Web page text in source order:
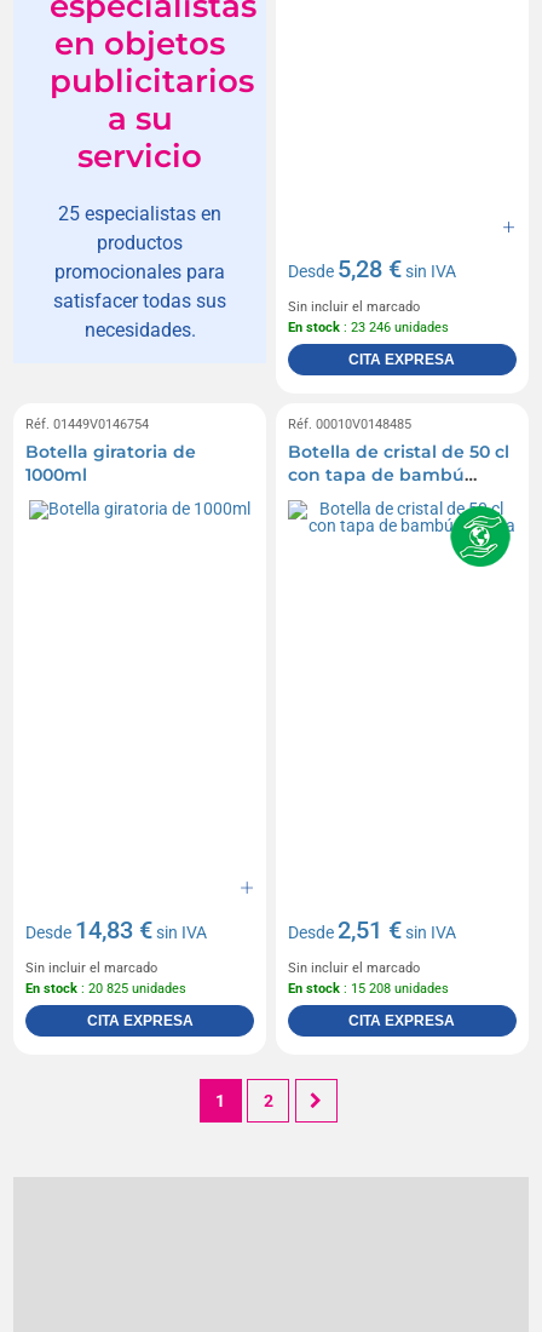
en objetos
publicitarios
a su
servicio
25 especialistas en
productos
promocionales para
satisfacer todas sus
necesidades.
Desde 5,28 €sin IVA
Sin incluir el marcado
En stock : 23 246 unidades
CITA EXPRESA
Réf. 01449V0146754
Botella giratoria de
1000ml
Desde 14,83 €sin IVA
Sin incluir el marcado
En stock : 20 825 unidades
CITA EXPRESA
Réf. 00010V0148485
Botella de cristal de 50 cl
con tapa de bambú
adjunta
Desde2,51 €sin IVA
Sin incluir el marcado
En stock : 15 208 unidades
CITA EXPRESA
1 2